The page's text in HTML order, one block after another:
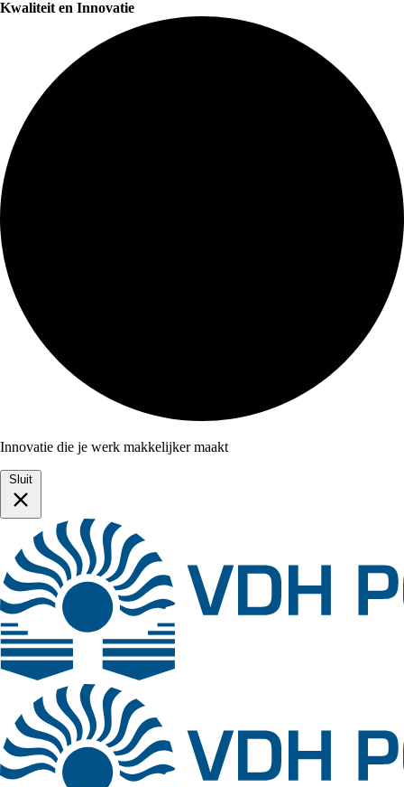
Kwaliteit en Innovatie
Innovatie die je werk makkelijker maakt
Sluit